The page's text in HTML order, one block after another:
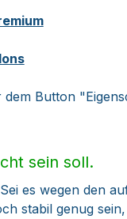
Button
sein soll.
es wegen den
stabil genug